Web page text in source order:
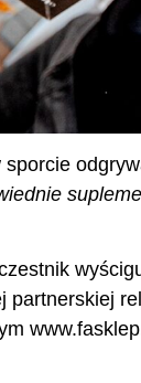
sporcie
partnerskiej